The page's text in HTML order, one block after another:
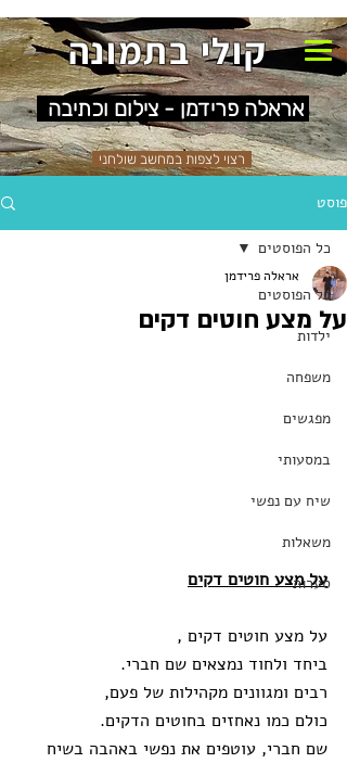
קולי בתמונה
אראלה פרידמן - צילום וכתיבה
רצוי לצפות במחשב שולחני
פוסט
כל הפוסטים
ילדות
משפחה
מפגשים
במסעותי
שיח עם נפשי
משאלות
סערות
כל הפוסטים
על מצע חוטים דקים
אראלה פרידמן
על מצע חוטים דקים
על מצע חוטים דקים ,
ביחד ולחוד נמצאים שם חברי.
רבים ומגוונים מקהילות של פעם,
כולם כמו נאחזים בחוטים הדקים.
שם חברי, עוטפים את נפשי באהבה בשיח